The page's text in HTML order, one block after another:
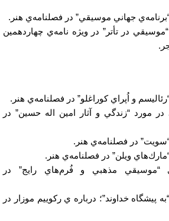
“برنامه‌ي جهاني موسيقي” در فصلنامه‌ي هنر.
“موسيقي در تأتر” در ويژه نامه‌ي چهاردهمين
و اُپراي كوراغلو” در فصلنامه‌ي هنر.
در مورد “زندگي و آثار امين اله حسين” در
“سويت” در فصلنامه‌ي هنر.
ويلن” در فصلنامه‌ي هنر.
“موسيقي مذهبي و فُرم‌هاي رايج” در
پيشگاه خداوند”؛ درباره ي ركوييم موزار در